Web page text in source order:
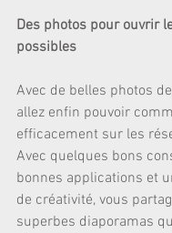
Des photos pour ouvrir
possibles
Avec de belles photos
allez enfin pouvoir
efficacement sur les
Avec quelques bons
bonnes applications et
de créativité, vous
superbes diaporamas